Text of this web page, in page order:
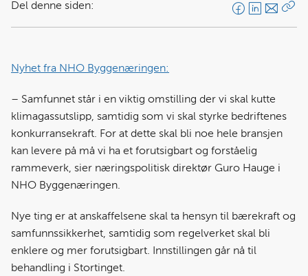
Del denne siden:
F
o
o
k
L
d
I
n
E
t
Nyhet fra NHO Byggenæringen:
– Samfunnet står i en viktig omstilling der vi skal kutte
klimagassutslipp, samtidig som vi skal styrke bedriftenes
konkurransekraft. For at dette skal bli noe hele bransjen
kan levere på må vi ha et forutsigbart og forståelig
rammeverk, sier næringspolitisk direktør Guro Hauge i
NHO Byggenæringen.
Nye ting er at anskaffelsene skal ta hensyn til bærekraft og
samfunnssikkerhet, samtidig som regelverket skal bli
enklere og mer forutsigbart. Innstillingen går nå til
behandling i Stortinget.